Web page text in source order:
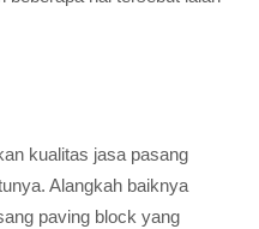
kualitas jasa pasang
Alangkah baiknya
paving block yang